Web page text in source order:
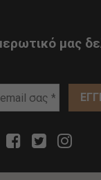
μας